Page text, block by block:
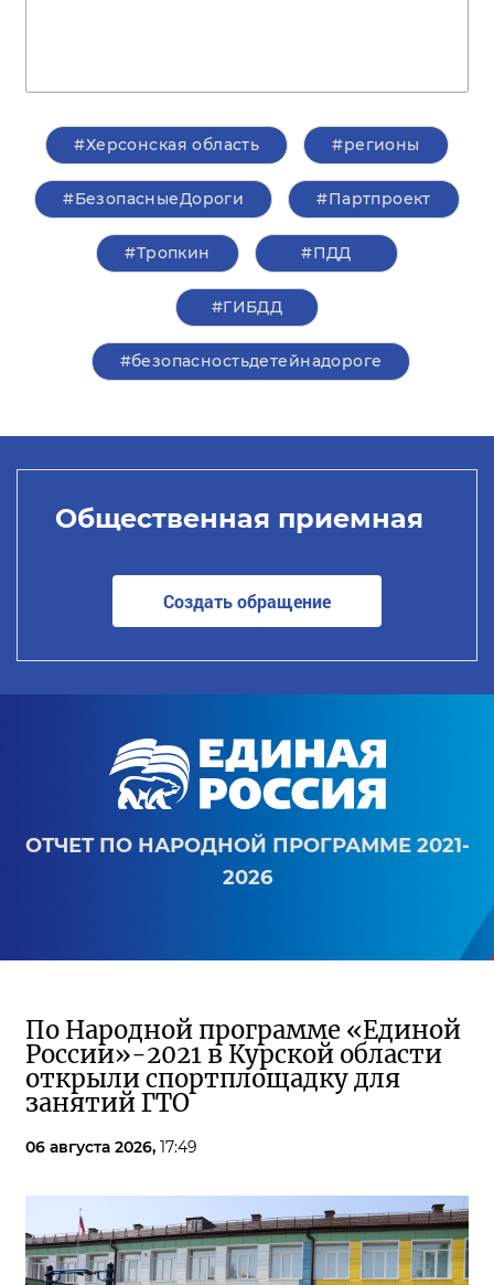
#Херсонская область #регионы
#БезопасныеДороги #Партпроект
#Тропкин #ПДД
#ГИБДД
#безопасностьдетейнадороге
Общественная приемная
Создать обращение
ОТЧЕТ ПО НАРОДНОЙ ПРОГРАММЕ 2021-
2026
По Народной программе «Единой
России»-2021 в Курской области
открыли спортплощадку для
занятий ГТО
06 августа 2026, 17:49